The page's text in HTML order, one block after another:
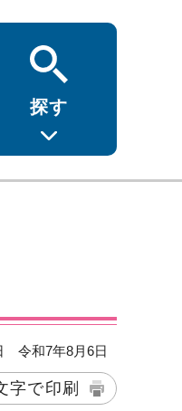
探す
令和7年8月6日
字で印刷